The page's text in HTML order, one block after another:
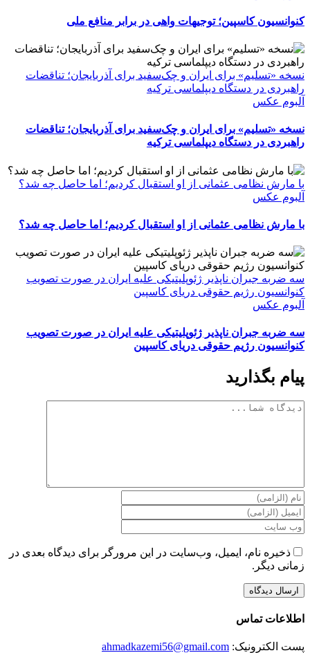
کنوانسیون کاسپین؛ توجیهات واهی در برابر منافع ملی
نسخه «تسلیم» برای ایران و چک‌سفید برای آذربایجان؛ تناقضات
راهبردی در دستگاه دیپلماسی ترکیه
آلبوم عکس
نسخه «تسلیم» برای ایران و چک‌سفید برای آذربایجان؛ تناقضات
راهبردی در دستگاه دیپلماسی ترکیه
با مارش نظامی عثمانی از او استقبال کردیم؛ اما حاصل چه شد؟
آلبوم عکس
با مارش نظامی عثمانی از او استقبال کردیم؛ اما حاصل چه شد؟
سه ضربه جبران ناپذیر ژئوپلیتیکی علیه ایران در صورت تصویب
کنوانسیون رژیم حقوقی دریای کاسپین
آلبوم عکس
سه ضربه جبران ناپذیر ژئوپلیتیکی علیه ایران در صورت تصویب
کنوانسیون رژیم حقوقی دریای کاسپین
پیام بگذارید
دیدگاه
ذخیره نام، ایمیل، وب‌سایت در این مرورگر برای دیدگاه بعدی در
زمانی دیگر.
اطلاعات تماس
پست الکترونیک: ahmadkazemi56@gmail.com